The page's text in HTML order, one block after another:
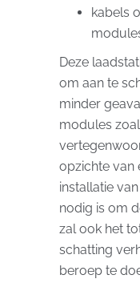
kabels
Deze
om aan te
minder
modules
opzichte van
installatie
nodig is om
zal ook het
schatting
beroep te